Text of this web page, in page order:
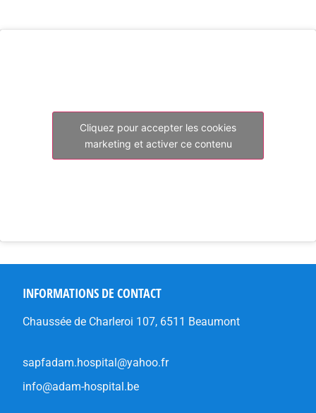
Cliquez pour accepter les cookies
marketing et activer ce contenu
INFORMATIONS DE CONTACT
Chaussée de Charleroi 107, 6511 Beaumont
sapfadam.hospital@yahoo.fr
info@adam-hospital.be